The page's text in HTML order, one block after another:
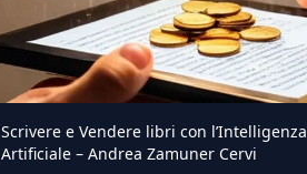
Scrivere e Vendere libri con l’Intelligenza
Artificiale – Andrea Zamuner Cervi